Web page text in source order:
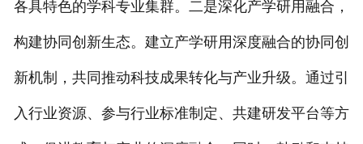
各具特色的学科专业集群。二是深化产学研用融合，
构建协同创新生态。建立产学研用深度融合的协同创
新机制，共同推动科技成果转化与产业升级。通过引
入行业资源、参与行业标准制定、共建研发平台等方